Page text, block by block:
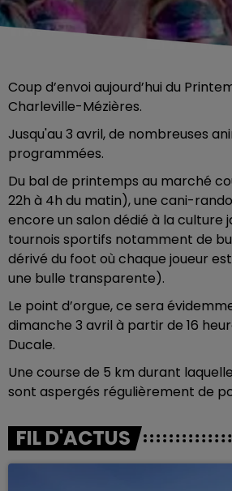
Coup d’envoi aujourd’hui du
Charleville-Mézières.
Jusqu'au 3 avril, de nombreuses
programmées.
Du bal de printemps au marché
22h à 4h du matin), une cani-
encore un salon dédié à la culture
tournois sportifs notamment de
dérivé du foot où chaque joueur
une bulle transparente).
Le point d’orgue, ce sera
dimanche 3 avril à partir de 16
Ducale.
Une course de 5 km durant
sont aspergés régulièrement de
FIL D'ACTUS